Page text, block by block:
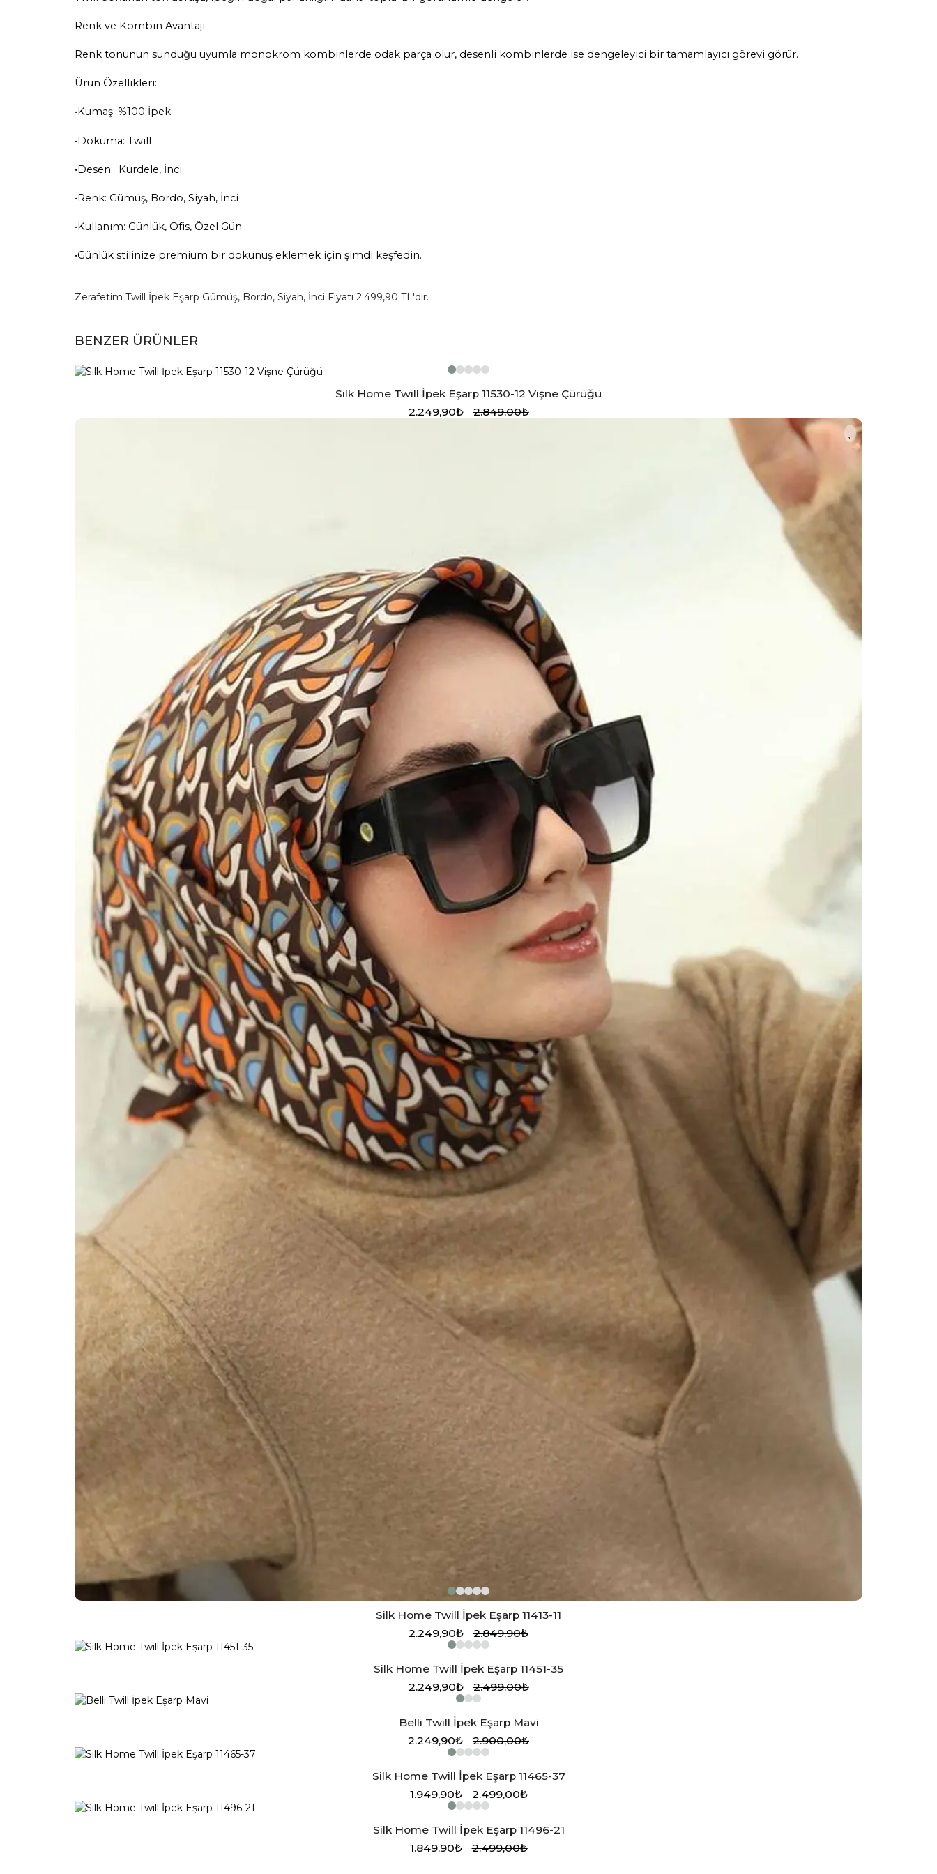
Renk ve Kombin Avantajı
Renk tonunun sunduğu uyumla monokrom kombinlerde odak parça olur, desenli kombinlerde ise dengeleyici bir tamamlayıcı görevi görür.
Ürün Özellikleri:
•Kumaş: %100 İpek
•Dokuma: Twill
•Desen: Kurdele, İnci
•Renk: Gümüş, Bordo, Siyah, İnci
•Kullanım: Günlük, Ofis, Özel Gün
•Günlük stilinize premium bir dokunuş eklemek için şimdi keşfedin.
Zerafetim Twill İpek Eşarp Gümüş, Bordo, Siyah, İnci Fiyatı 2.499,90 TL'dir.
BENZER ÜRÜNLER
Silk Home Twill İpek Eşarp 11530-12 Vişne Çürüğü
2.249,90₺
2.849,00₺
Silk Home Twill İpek Eşarp 11413-11
2.249,90₺
2.849,90₺
Silk Home Twill İpek Eşarp 11451-35
2.249,90₺
2.499,00₺
Belli Twill İpek Eşarp Mavi
2.249,90₺
2.900,00₺
Silk Home Twill İpek Eşarp 11465-37
1.949,90₺
2.499,00₺
Silk Home Twill İpek Eşarp 11496-21
1.849,90₺
2.499,00₺